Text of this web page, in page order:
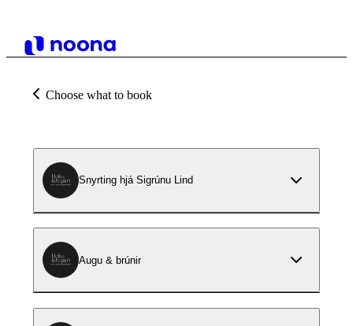
Choose what to book
Snyrting hjá Sigrúnu Lind
Augu & brúnir